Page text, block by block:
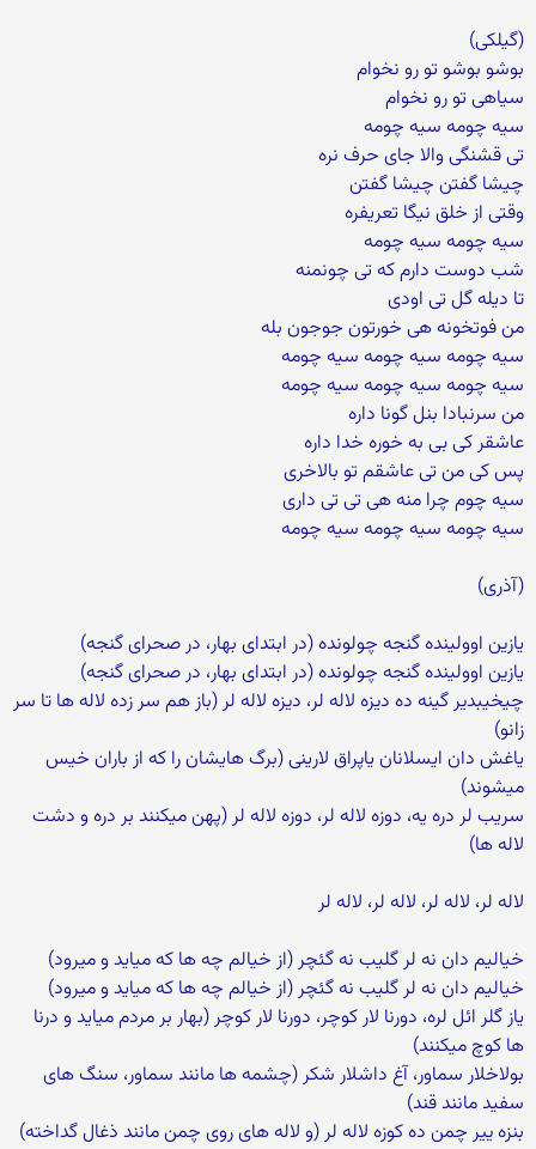
(گیلکی)
بوشو بوشو تو رو نخوام
سیاهی تو رو نخوام
سیه چومه سیه چومه
تی قشنگی والا جای حرف نره
چیشا گفتن چیشا گفتن
وقتی از خلق نیگا تعریفره
سیه چومه سیه چومه
شب دوست دارم که تی چونمنه
تا دیله گل تی اودی
من فوتخونه هی خورتون جوجون بله
سیه چومه سیه چومه سیه چومه
سیه چومه سیه چومه سیه چومه
من سرنبادا بنل گونا داره
عاشقر کی بی به خوره خدا داره
پس کی من تی عاشقم تو بالاخری
سیه چوم چرا منه هی تی تی داری
سیه چومه سیه چومه سیه چومه
(آذری)
یازین اوولینده گنجه چولونده (در ابتدای بهار، در صحرای گنجه)
یازین اوولینده گنجه چولونده (در ابتدای بهار، در صحرای گنجه)
چیخیبدیر گینه ده دیزه لاله لر، دیزه لاله لر (باز هم سر زده لاله ها تا سر
زانو)
یاغش دان ایسلانان یاپراق لارینی (برگ هایشان را که از باران خیس
میشوند)
سریب لر دره یه، دوزه لاله لر، دوزه لاله لر (پهن میکنند بر دره و دشت
لاله ها)
لاله لر، لاله لر، لاله لر، لاله لر
خیالیم دان نه لر گلیب نه گئچر (از خیالم چه ها که میاید و میرود)
خیالیم دان نه لر گلیب نه گئچر (از خیالم چه ها که میاید و میرود)
یاز گلر ائل لره، دورنا لار کوچر، دورنا لار کوچر (بهار بر مردم میاید و درنا
ها کوچ میکنند)
بولاخلار سماور، آغ داشلار شکر (چشمه ها مانند سماور، سنگ های
سفید مانند قند)
بنزه ییر چمن ده کوزه لاله لر (و لاله های روی چمن مانند ذغال گداخته)